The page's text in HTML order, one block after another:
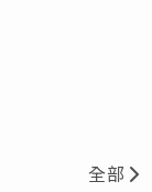
全部